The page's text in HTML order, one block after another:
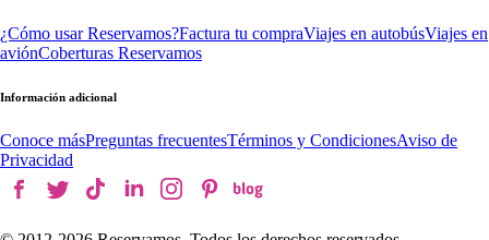
¿Cómo usar Reservamos?Factura tu compraViajes en autobúsViajes en
aviónCoberturas Reservamos
Información adicional
Conoce másPreguntas frecuentesTérminos y CondicionesAviso de
Privacidad